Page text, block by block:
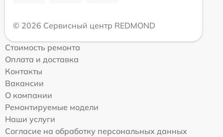
© 2026 Сервисный центр REDMOND
Стоимость ремонта
Оплата и доставка
Контакты
Вакансии
О компании
Ремонтируемые модели
Наши услуги
Согласие на обработку персональных данных